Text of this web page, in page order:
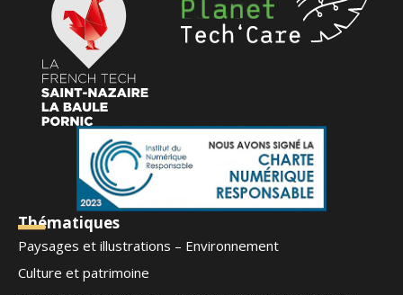
Thématiques
Paysages et illustrations – Environnement
Culture et patrimoine